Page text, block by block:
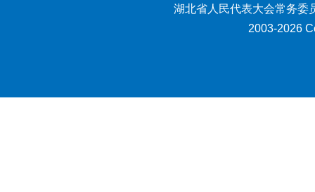
湖北省人民代表大会常务委
2003-2026